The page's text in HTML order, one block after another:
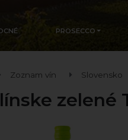
PROSECCO
Zoznam vín Slovensko
zelené